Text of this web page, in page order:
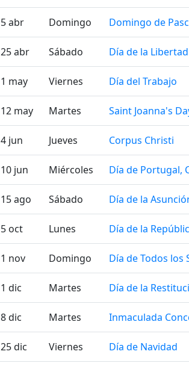
5 abr Domingo Domingo de
25 abr Sábado Día de la Libertad
1 may Viernes Día del Trabajo
12 may Martes Saint Joanna's
4 jun Jueves Corpus Christi
10 jun Miércoles Día de Portugal,
15 ago Sábado Día de la
5 oct Lunes Día de la
1 nov Domingo Día de Todos los
1 dic Martes Día de la
8 dic Martes Inmaculada
25 dic Viernes Día de Navidad